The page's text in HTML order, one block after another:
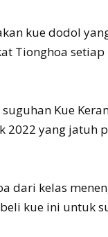
kue dodol
Tionghoa
Kue
yang jatuh
dari kelas
kue ini untuk